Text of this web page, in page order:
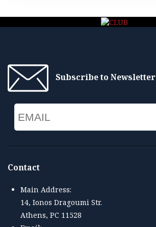
Subscribe to Newsletter
Contact
Main Address:
14, Ionos Dragoumi Str.
Athens, PC 11528